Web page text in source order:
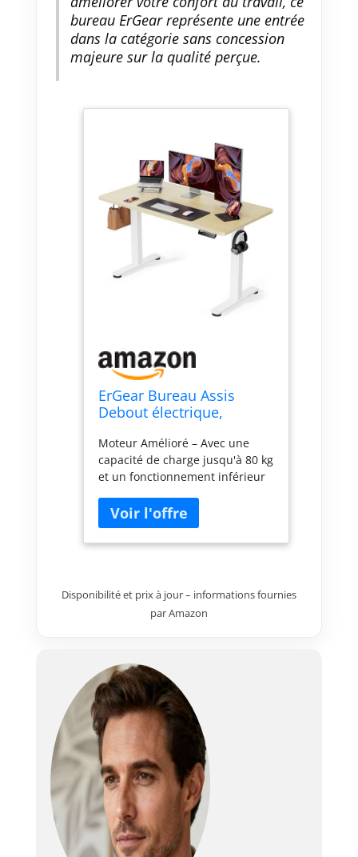
bureau ErGear représente une entrée
dans la catégorie sans concession
majeure sur la qualité perçue.
ErGear Bureau Assis
Debout électrique,
Moteur Amélioré – Avec une
capacité de charge jusqu'à 80 kg
et un fonctionnement inférieur
assure un levage silencieux et
efficace, créant ainsi un
environnement de travail calme.
réglables en hauteur. Stabilité
Exceptionnelle – Avec son cadre
levage de qualité aéronautique,
ce bureau assis debout reste
stable et sécurisé même après
50 000 tests. Il fournit une base
solide pour travailler, même en
hauteur maximale, ce qui le
rend idéal pour les bureaux
gaming ou un bureau
informatique.
Disponibilité et prix à jour – informations fournies
par Amazon